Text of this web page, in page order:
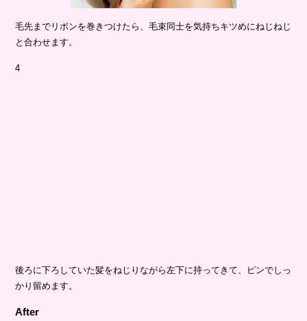
毛先までリボンを巻きつけたら、毛束同士を気持ちキツめにねじねじ
と合わせます。
4
後ろに下ろしていた髪をねじりながら左下に持ってきて、ピンでしっ
かり留めます。
After